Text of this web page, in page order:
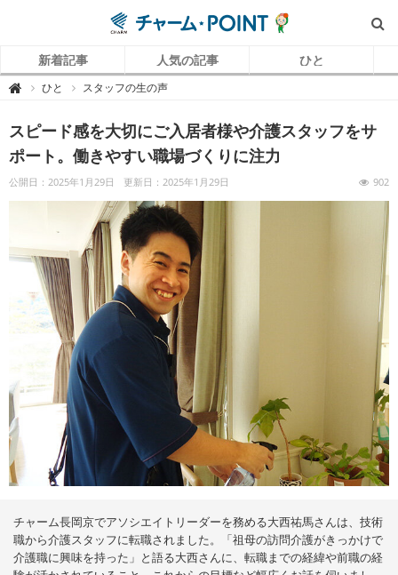
新着記事 人気の記事 ひと
 チ
P
O
I
N
（
ャ
イ
ン
｜
介
護
で
ア
を
伝
え
ア
ひと スタッフの生の声
スピード感を大切にご入居者様や介護スタッフをサ
ポート。働きやすい職場づくりに注力
公開日：2025年1月29日 更新日：2025年1月29日 902
チャーム長岡京でアソシエイトリーダーを務める大西祐馬さんは、技術
職から介護スタッフに転職されました。「祖母の訪問介護がきっかけで
介護職に興味を持った」と語る大西さんに、転職までの経緯や前職の経